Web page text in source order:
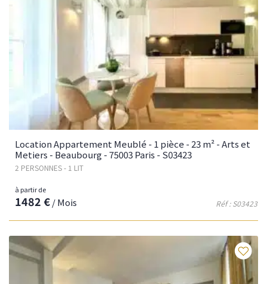
Location Appartement Meublé - 1 pièce - 23 m² - Arts et
Metiers - Beaubourg - 75003 Paris - S03423
2 PERSONNES - 1 LIT
Réf : S03423
à partir de
1482 €/ Mois